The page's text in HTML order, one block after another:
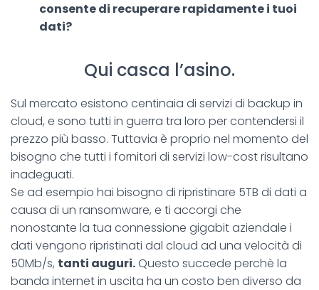
consente di recuperare rapidamente i tuoi
dati?
Qui casca l’asino.
Sul mercato esistono centinaia di servizi di backup in
cloud, e sono tutti in guerra tra loro per contendersi il
prezzo più basso. Tuttavia è proprio nel momento del
bisogno che tutti i fornitori di servizi low-cost risultano
inadeguati.
Se ad esempio hai bisogno di ripristinare 5TB di dati a
causa di un ransomware, e ti accorgi che
nonostante la tua connessione gigabit aziendale i
dati vengono ripristinati dal cloud ad una velocità di
50Mb/s, tanti auguri.Questo succede perchè la
banda internet in uscita ha un costo ben diverso da